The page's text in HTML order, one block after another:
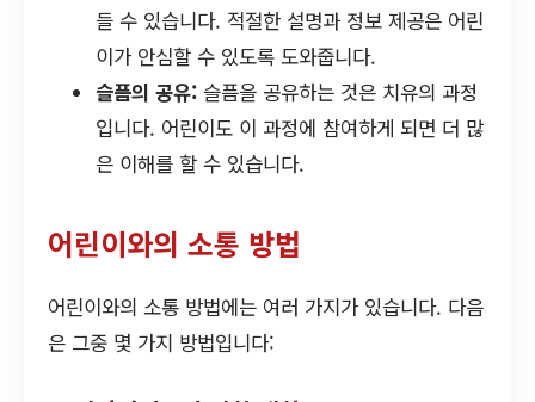
들 수 있습니다. 적절한 설명과 정보 제공은 어린
이가 안심할 수 있도록 도와줍니다.
슬픔의 공유: 슬픔을 공유하는 것은 치유의 과정
입니다. 어린이도 이 과정에 참여하게 되면 더 많
은 이해를 할 수 있습니다.
어린이와의 소통 방법
어린이와의 소통 방법에는 여러 가지가 있습니다. 다음
은 그중 몇 가지 방법입니다: